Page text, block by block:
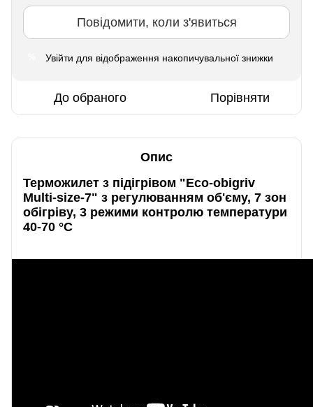
Повідомити, коли з'явиться
Увійти для відображення накопичувальної знижки
До обраного Порівняти
Опис
Терможилет з підігрівом "Eco-obigriv
Multi-size-7" з регулюванням об'єму, 7 зон
обігріву, 3 режими контролю температури
40-70 °C